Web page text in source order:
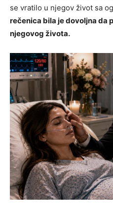
se vratilo u njegov život sa
rečenica bila je dovoljna da
njegovog života.